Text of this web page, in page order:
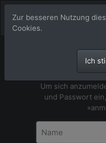
Um sich
und Passwort
Zur besseren Nutzung
Cookies.
Ich